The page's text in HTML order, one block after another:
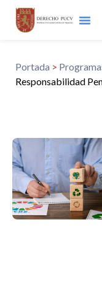
Portada >
Responsabilidad